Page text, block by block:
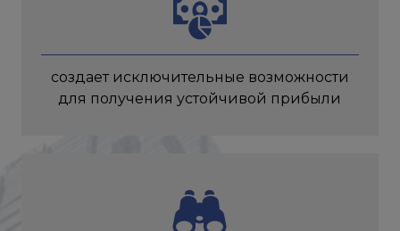
создает исключительные возможности
для получения устойчивой прибыли